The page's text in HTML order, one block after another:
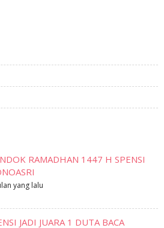
RAMADHAN 1447 H SPENSI
yang lalu
JADI JUARA 1 DUTA BACA